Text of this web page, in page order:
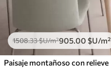
1508.33$U/m²905.00 $U/m²
Paisaje montañoso con relieve